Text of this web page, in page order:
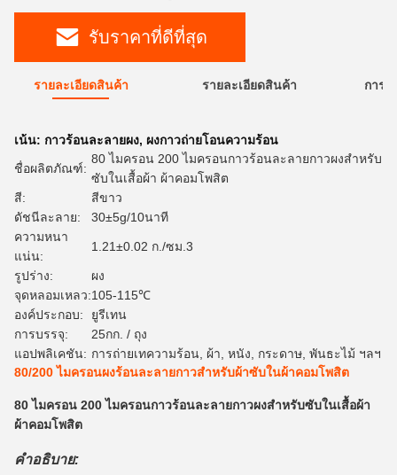
รับราคาที่ดีที่สุด
รายละเอียดสินค้า รายละเอียดสินค้า การ
เน้น: กาวร้อนละลายผง, ผงกาวถ่ายโอนความร้อน
ชื่อผลิตภัณฑ์:
80 ไมครอน 200 ไมครอนกาวร้อนละลายกาวผงสำหรับ
ซับในเสื้อผ้า ผ้าคอมโพสิต
สี:
สีขาว
ดัชนีละลาย:
30±5g/10นาที
ความหนา
แน่น:
1.21±0.02 ก./ซม.3
รูปร่าง:
ผง
จุดหลอมเหลว:105-115℃
องค์ประกอบ:
ยูรีเทน
การบรรจุ:
25กก. / ถุง
แอปพลิเคชัน: การถ่ายเทความร้อน, ผ้า, หนัง, กระดาษ, พันธะไม้ ฯลฯ
80/200 ไมครอนผงร้อนละลายกาวสำหรับผ้าซับในผ้าคอมโพสิต
80 ไมครอน 200 ไมครอนกาวร้อนละลายกาวผงสำหรับซับในเสื้อผ้า
ผ้าคอมโพสิต
คำอธิบาย: